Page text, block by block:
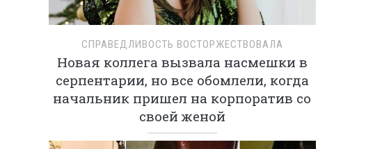
СПРАВЕДЛИВОСТЬ ВОСТОРЖЕСТВОВАЛА
Новая коллега вызвала насмешки в
серпентарии, но все обомлели, когда
начальник пришел на корпоратив со
своей женой